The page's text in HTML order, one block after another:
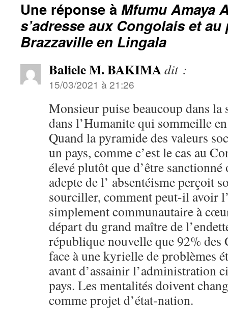
Une réponse à Mfumu Amaya
s’adresse aux Congolais et
Brazzaville en Lingala
Baliele M. BAKIMAdit :
15/03/2021 à 21:26
Monsieur puise beaucoup dans la
dans l’Humanite qui sommeille
Quand la pyramide des valeurs
un pays, comme c’est le cas au
élevé plutôt que d’être
adepte de l’ absentéisme perçoit
sourciller, comment peut-il avoir
simplement communautaire à
départ du grand maître de
république nouvelle que 92%
face à une kyrielle de problèmes
avant d’assainir l’administration
pays. Les mentalités doivent
comme projet d’état-nation.